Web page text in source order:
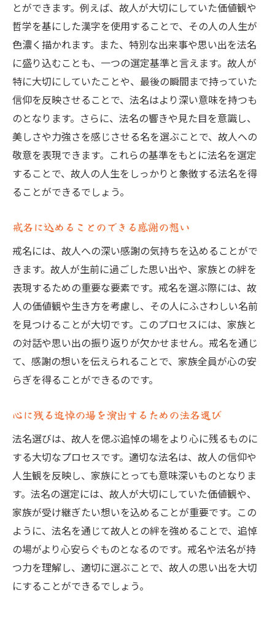
故人の信仰を尊重した法名の重要性
追悼の場を心に残すための法名選び
法名選びで家族が感じる安心感の理由
故人の精神を法名で表現する方法
戒名選びを通じて故人を偲ぶ場の形成
法名選びで失敗しないためのアドバイス心安ら
ぐ追悼の場を実現する方法
法名選びで注意すべきポイント
失敗しない法名選びの手順
故人の人生を反映した戒名選びの秘訣
家族が納得する法名の選び方
法名選びで悩んだ際の対処法
とができます。例えば、故人が大切にしていた価値観や
哲学を基にした漢字を使用することで、その人の人生が
色濃く描かれます。また、特別な出来事や思い出を法名
に盛り込むことも、一つの選定基準と言えます。故人が
特に大切にしていたことや、最後の瞬間まで持っていた
信仰を反映させることで、法名はより深い意味を持つも
のとなります。さらに、法名の響きや見た目を意識し、
美しさや力強さを感じさせる名を選ぶことで、故人への
敬意を表現できます。これらの基準をもとに法名を選定
することで、故人の人生をしっかりと象徴する法名を得
ることができるでしょう。
戒名に込めることのできる感謝の想い
戒名には、故人への深い感謝の気持ちを込めることがで
きます。故人が生前に過ごした思い出や、家族との絆を
表現するための重要な要素です。戒名を選ぶ際には、故
人の価値観や生き方を考慮し、その人にふさわしい名前
を見つけることが大切です。このプロセスには、家族と
の対話や思い出の振り返りが欠かせません。戒名を通じ
て、感謝の想いを伝えられることで、家族全員が心の安
らぎを得ることができるのです。
心に残る追悼の場を演出するための法名選び
法名選びは、故人を偲ぶ追悼の場をより心に残るものに
する大切なプロセスです。適切な法名は、故人の信仰や
人生観を反映し、家族にとっても意味深いものとなりま
す。法名の選定には、故人が大切にしていた価値観や、
家族が受け継ぎたい想いを込めることが重要です。この
ように、法名を通じて故人との絆を強めることで、追悼
の場がより心安らぐものとなるのです。戒名や法名が持
つ力を理解し、適切に選ぶことで、故人の思い出を大切
にすることができるでしょう。